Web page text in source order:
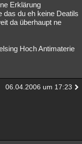
Erklärung
das du eh keine Deatils
da überhaupt ne
Hoch Antimaterie
06.04.2006 um 17:23